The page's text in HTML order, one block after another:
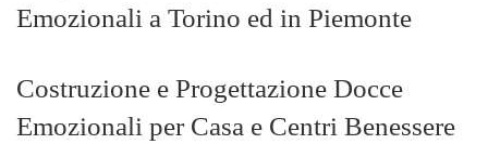
Emozionali a Torino ed in Piemonte
Costruzione e Progettazione Docce
Emozionali per Casa e Centri Benessere